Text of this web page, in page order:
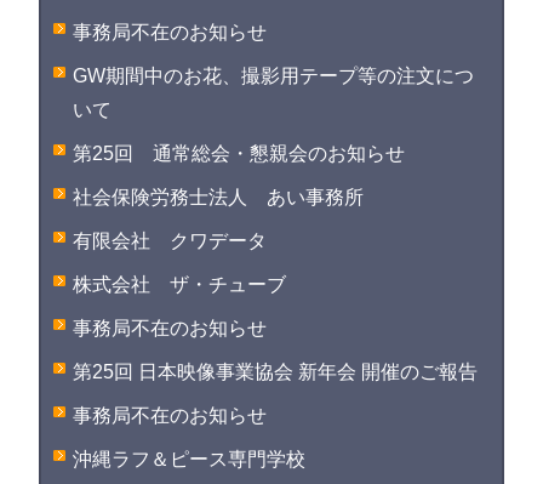
事務局不在のお知らせ
GW期間中のお花、撮影用テープ等の注文につ
いて
第25回 通常総会・懇親会のお知らせ
社会保険労務士法人 あい事務所
有限会社 クワデータ
株式会社 ザ・チューブ
事務局不在のお知らせ
第25回 日本映像事業協会 新年会 開催のご報告
事務局不在のお知らせ
沖縄ラフ＆ピース専門学校